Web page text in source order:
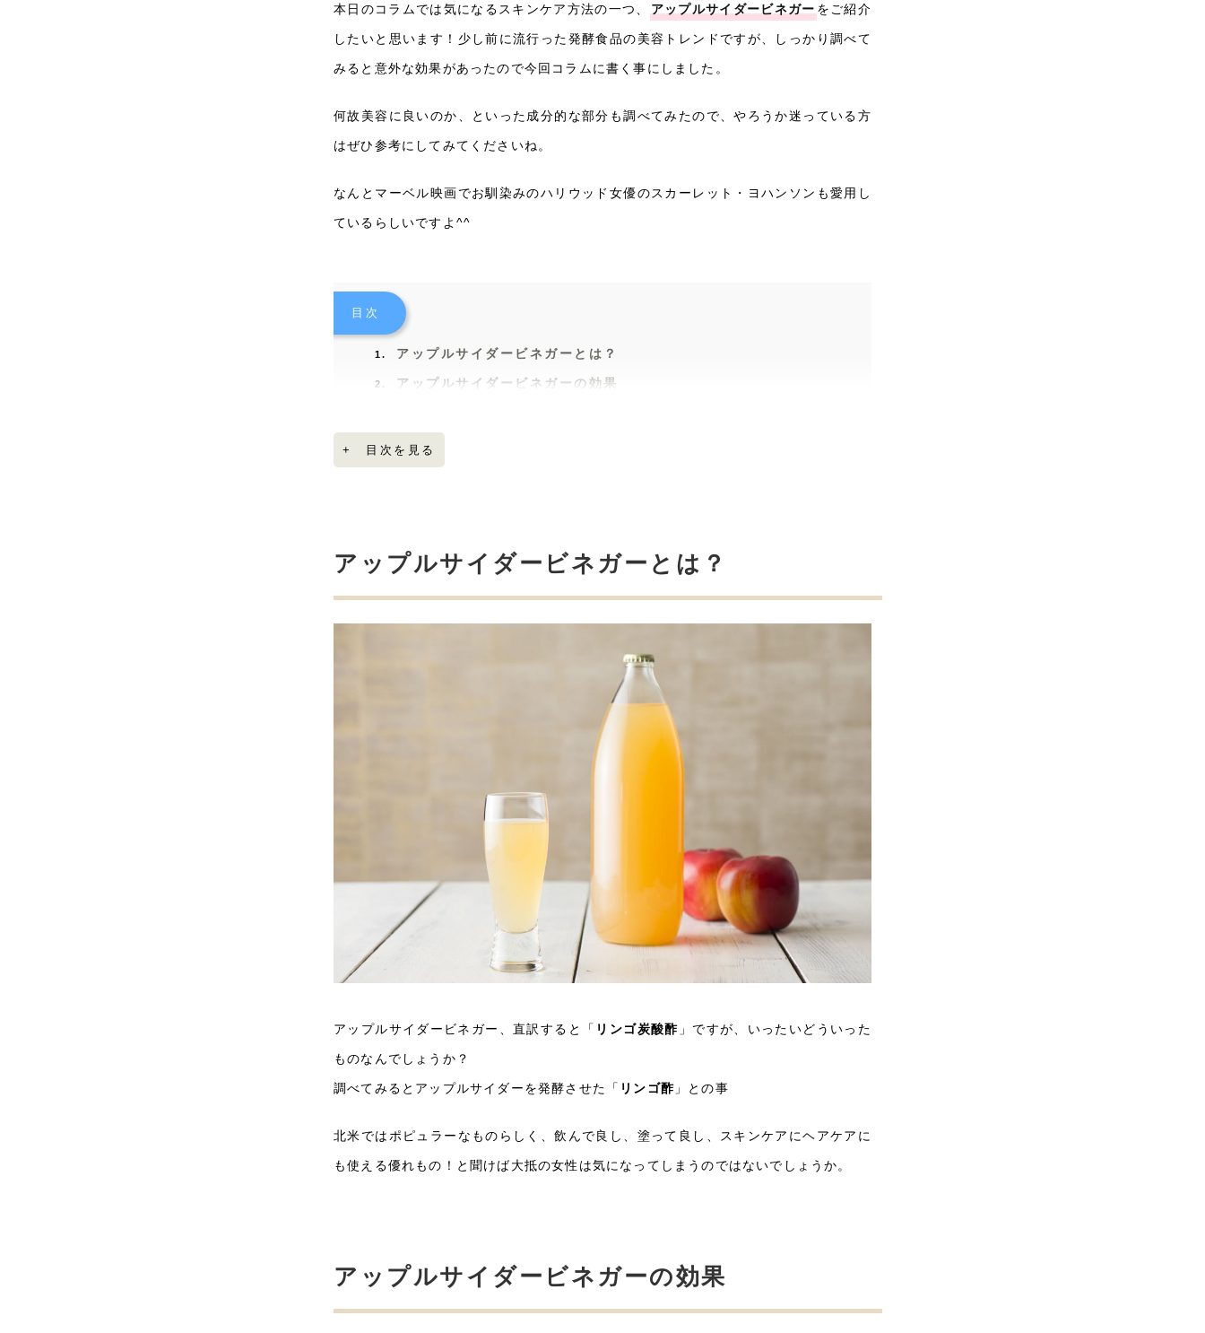
本日のコラムでは気になるスキンケア方法の一つ、 アップルサイダービネガー をご紹介
したいと思います！少し前に流行った発酵食品の美容トレンドですが、しっかり調べて
みると意外な効果があったので今回コラムに書く事にしました。
何故美容に良いのか、といった成分的な部分も調べてみたので、やろうか迷っている方
はぜひ参考にしてみてくださいね。
なんとマーベル映画でお馴染みのハリウッド女優のスカーレット・ヨハンソンも愛用し
ているらしいですよ^^
目次
アップルサイダービネガーとは？
アップルサイダービネガーの効果
塗って酸化を防ぐスキンケア
フケやかゆみを防止して健康ヘアケア
配合成分
+ 目次を見る
アップルサイダービネガーとは？
アップルサイダービネガー、直訳すると「 リンゴ炭酸酢 」ですが、いったいどういった
ものなんでしょうか？
調べてみるとアップルサイダーを発酵させた「 リンゴ酢 」との事
北米ではポピュラーなものらしく、飲んで良し、塗って良し、スキンケアにヘアケアに
も使える優れもの！と聞けば大抵の女性は気になってしまうのではないでしょうか。
アップルサイダービネガーの効果